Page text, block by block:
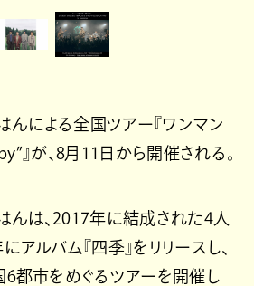
んによる全国ツアー『ワンマン
』が、8月11日から開催される。
んは、2017年に結成された4人
アルバム『四季』をリリースし、
都市をめぐるツアーを開催し